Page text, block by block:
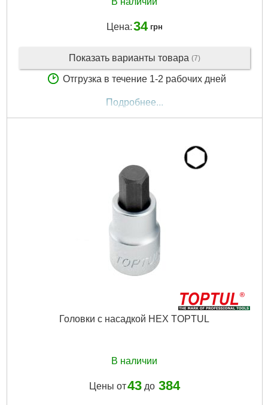
Цена:34 грн
Показать варианты товара (7)
Отгрузка в течение 1-2 рабочих дней
Подробнее...
Головки с насадкой HEX TOPTUL
В наличии
Цены от43до 384